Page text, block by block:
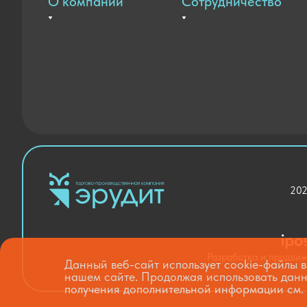
Разработка и
Данный веб-сайт использует cookie-файлы
нашем сайте. Продолжая использовать
получения дополнительной информации см.